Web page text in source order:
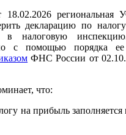
18.02.2026 региональная
декларацию по
в налоговую
с помощью порядка ее
ФНС России от
что:
на прибыль